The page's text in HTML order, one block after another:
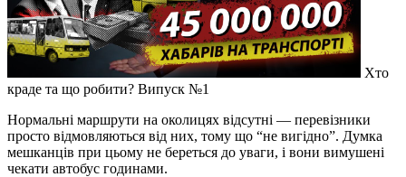
Хто
краде та що робити? Випуск №1
Нормальні маршрути на околицях відсутні — перевізники
просто відмовляються від них, тому що “не вигідно”. Думка
мешканців при цьому не береться до уваги, і вони вимушені
чекати автобус годинами.